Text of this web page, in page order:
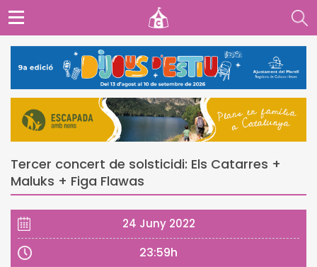
Tercer concert de solsticidi: Els Catarres +
Maluks + Figa Flawas
24 Juny 2022
23:59h